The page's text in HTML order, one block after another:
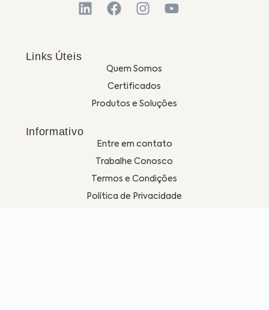
Links Úteis
Quem Somos
Certificados
Produtos e Soluções
Informativo
Entre em contato
Trabalhe Conosco
Termos e Condições
Política de Privacidade